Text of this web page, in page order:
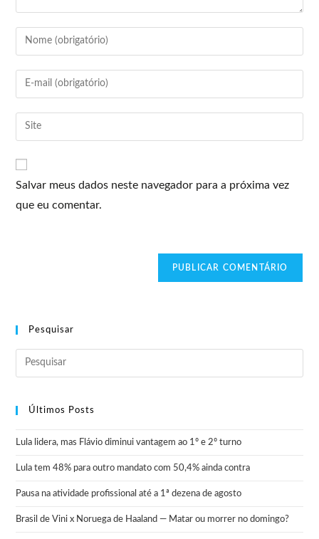
Salvar meus dados neste navegador para a próxima vez
que eu comentar.
Pesquisar
Últimos Posts
Lula lidera, mas Flávio diminui vantagem ao 1º e 2º turno
Lula tem 48% para outro mandato com 50,4% ainda contra
Pausa na atividade profissional até a 1ª dezena de agosto
Brasil de Vini x Noruega de Haaland — Matar ou morrer no domingo?